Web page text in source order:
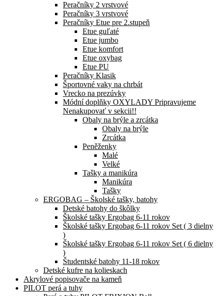
Peračníky 2 vrstvové
Peračníky 3 vrstvové
Peračníky Etue pre 2.stupeň
Etue guľaté
Etue jumbo
Etue komfort
Etue oxybag
Etue PU
Peračníky Klasik
Športovné vaky na chrbát
Vrecko na prezúvky
Módní doplňky OXYLADY Pripravujeme
Nenakupovať v sekcii!!
Obaly na brýle a zrcátka
Obaly na brýle
Zrcátka
Peněženky
Malé
Velké
Tašky a manikúra
Manikúra
Tašky
ERGOBAG – Školské tašky, batohy
Detské batohy do škôlky
Školské tašky Ergobag 6-11 rokov
Školské tašky Ergobag 6-11 rokov Set ( 3 dielny
)
Školské tašky Ergobag 6-11 rokov Set ( 6 dielny
)
Študentské batohy 11-18 rokov
Detské kufre na kolieskach
Akrylové popisovače na kameň
PILOT perá a tuhy